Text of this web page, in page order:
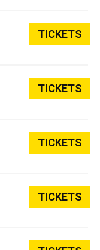
TICKETS
TICKETS
TICKETS
TICKETS